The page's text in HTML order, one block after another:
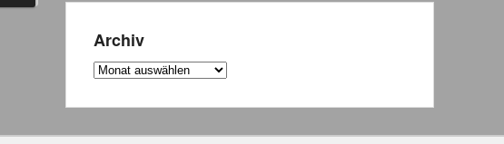
Archiv
Archiv